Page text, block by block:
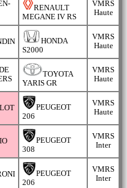
RENAULT
MEGANE IV RS
VMRS
Haute
HONDA
S2000
VMRS
Haute
TOYOTA
YARIS GR
VMRS
Haute
PEUGEOT
206
VMRS
Haute
PEUGEOT
308
VMRS
Inter
PEUGEOT
206
VMRS
Inter